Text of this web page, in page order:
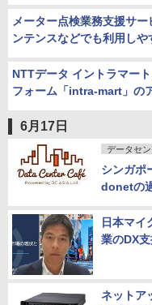
メーター点検業務支援サ
ンテンスなどでも利用し
NTTデータ イントラマー
フォーム「intra-mart」の
6月17日
データセ
シンガポ
donetの
日本マイ
業のDX
ネットア